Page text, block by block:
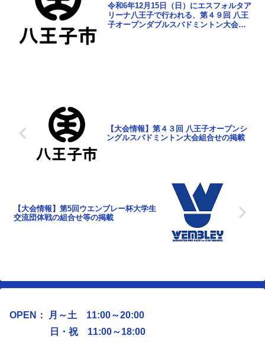
令和6年12月15日（日）にエスフォルタア
リーナ八王子で行われる、第４９回 八王
子オープンダブルスバドミントン大会に
【大会情報】第４３回 八王子オープンシ
ングルスバドミントン大会組合せの掲載
【大会情報】第5回ウエンブレー杯大学生
交流団体戦の組合せ等の掲載
OPEN： 月～土 11:00～20:00
日・祝 11:00～18:00